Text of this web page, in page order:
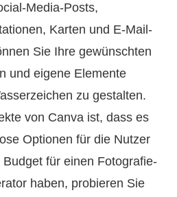
Media-Posts,
Karten und E-Mail-
Sie Ihre gewünschten
und eigene Elemente
zu gestalten.
von Canva ist, dass es
Optionen für die Nutzer
für einen Fotografie-
haben, probieren Sie